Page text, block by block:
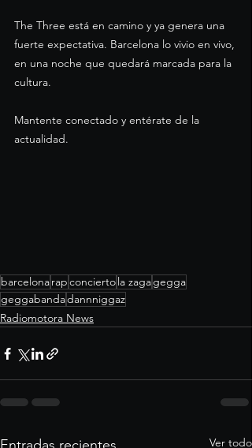
The Three está en camino y ya genera una
fuerte expectativa. Barcelona lo vivio en vivo,
en una noche que quedará marcada para la
cultura.
Mantente conectado y entérate de la
actualidad.
barcelonarapconciertola zagagegga
geggabandadannniggaz
Radiomotora News
Ver todo